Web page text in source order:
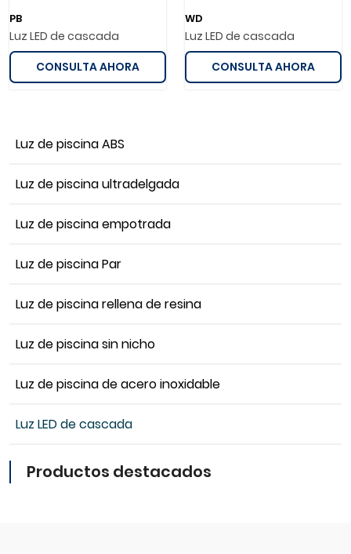
PB
Luz LED de cascada
CONSULTA AHORA
WD
Luz LED de cascada
CONSULTA AHORA
Luz de piscina ABS
Luz de piscina ultradelgada
Luz de piscina empotrada
Luz de piscina Par
Luz de piscina rellena de resina
Luz de piscina sin nicho
Luz de piscina de acero inoxidable
Luz LED de cascada
Productos destacados